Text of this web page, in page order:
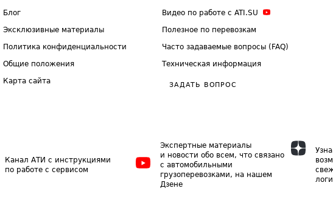
Блог
Эксклюзивные материалы
Политика конфиденциальности
Общие положения
Карта сайта
Видео по работе с ATI.SU
Полезное по перевозкам
Часто задаваемые вопросы (FAQ)
Техническая информация
ЗАДАТЬ ВОПРОС
Канал АТИ с инструкциями
по работе с сервисом
Экспертные материалы
и новости обо всем, что связано
с автомобильными
грузоперевозками, на нашем
Дзене